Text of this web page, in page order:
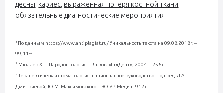
десны кариес выраженная потеря костной ткани
обязательные диагностические мероприятия
*По данным https://www.antiplagiat.ru/ Уникальность текста на 09.08.2018г. –
99,11%
1 Мюллер Х.П. Пародонтология. – Львов: «ГалДент», 2004. – 256 с.
2 Терапевтическая стоматология: национальное руководство. Под ред. Л.А.
Дмитриевой, Ю.М. Максимовского. ГЭОТАР-Медиа. 912 с.